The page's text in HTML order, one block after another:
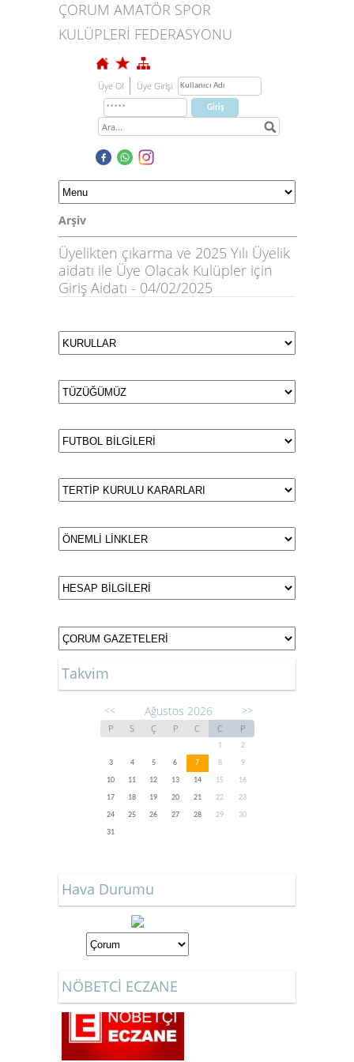
ÇORUM AMATÖR SPOR
KULÜPLERİ FEDERASYONU
Üye Ol Üye Girişi
Arşiv
Üyelikten çıkarma ve 2025 Yılı Üyelik
aidatı ile Üye Olacak Kulüpler için
Giriş Aidatı - 04/02/2025
Takvim
<< Ağustos 2026 >>
P S Ç P C C P
1
2
3
4 5 6 7 8
9
10
11 12 13 14 15
16
17
18 19 20 21 22
23
24
25 26 27 28 29
30
31
Hava Durumu
NÖBETCİ ECZANE